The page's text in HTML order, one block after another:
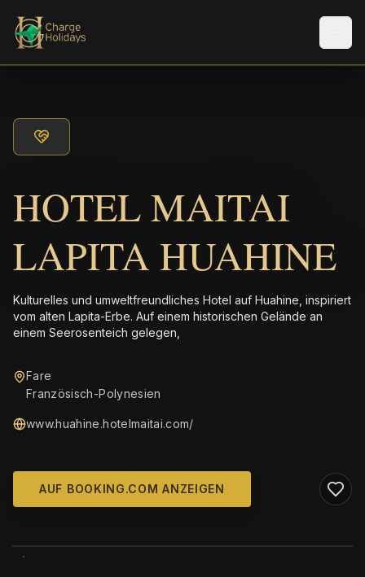
HOTEL MAITAI
LAPITA HUAHINE
Kulturelles und umweltfreundliches Hotel auf Huahine, inspiriert
vom alten Lapita-Erbe. Auf einem historischen Gelände an
einem Seerosenteich gelegen,
Fare
Französisch-Polynesien
www.huahine.hotelmaitai.com/
AUF BOOKING.COM ANZEIGEN